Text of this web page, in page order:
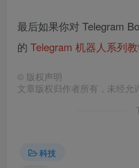
最后如果你对 Telegram
的 Telegram 机器人系列
© 版权声明
文章版权归作者所有，未经允
科技